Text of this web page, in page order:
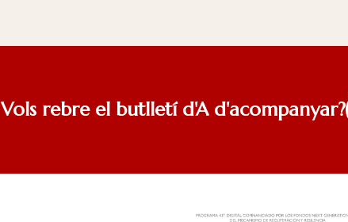
Vols rebre el butlletí d'A d'acompanyar?